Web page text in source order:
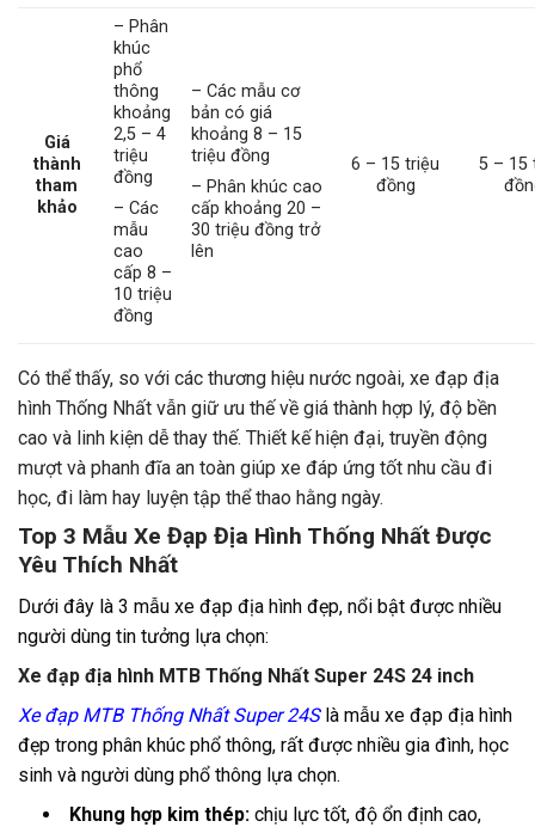
Giá
thành
tham
khảo
– Phân
khúc
phổ
thông
khoảng
2,5 – 4
triệu
đồng
– Các
mẫu
cao
cấp 8 –
10 triệu
đồng
– Các mẫu cơ
bản có giá
khoảng 8 – 15
triệu đồng
– Phân khúc cao
cấp khoảng 20 –
30 triệu đồng trở
lên
6 – 15 triệu
đồng
5 – 15
Có thể thấy, so với các thương hiệu nước ngoài, xe đạp địa
hình Thống Nhất vẫn giữ ưu thế về giá thành hợp lý, độ bền
cao và linh kiện dễ thay thế. Thiết kế hiện đại, truyền động
mượt và phanh đĩa an toàn giúp xe đáp ứng tốt nhu cầu đi
học, đi làm hay luyện tập thể thao hằng ngày.
Top 3 Mẫu Xe Đạp Địa Hình Thống Nhất Được
Yêu Thích Nhất
Dưới đây là 3 mẫu xe đạp địa hình đẹp, nổi bật được nhiều
người dùng tin tưởng lựa chọn:
Xe đạp địa hình MTB Thống Nhất Super 24S 24 inch
Xe đạp MTB Thống Nhất Super 24Slà mẫu xe đạp địa hình
đẹp trong phân khúc phổ thông, rất được nhiều gia đình, học
sinh và người dùng phổ thông lựa chọn.
Khung hợp kim thép:chịu lực tốt, độ ổn định cao,